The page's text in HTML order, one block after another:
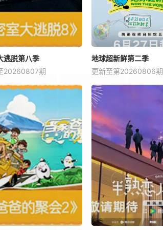
逃脱第八季
20260807期
地球超新鲜第二季
更新至第20260806期